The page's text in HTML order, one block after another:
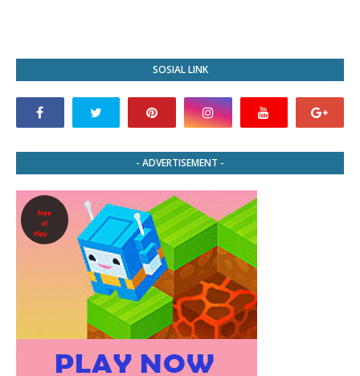
SOSIAL LINK
- ADVERTISEMENT -